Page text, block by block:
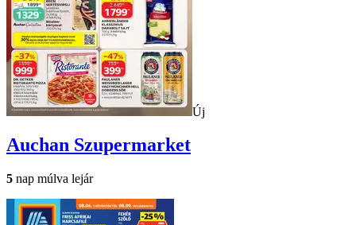
Új
Auchan Szupermarket
5 nap múlva lejár